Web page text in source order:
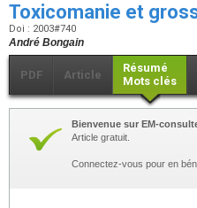
Toxicomanie et
Doi : 2003#740
André Bongain
PDF Article
Résumé
Mots clés
Bienvenue sur EM-
Article gratuit.
Connectez-vous pour en